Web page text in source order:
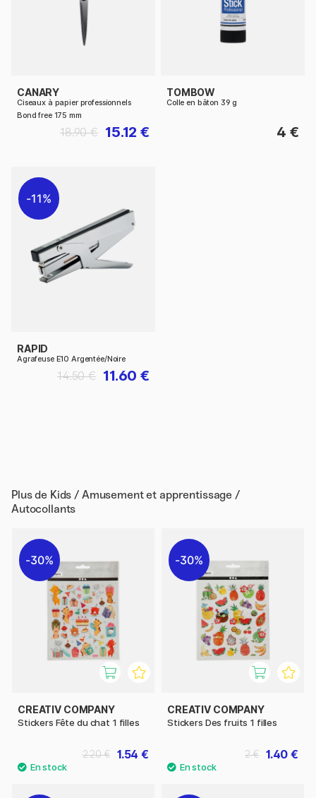
CANARY
Ciseaux à papier professionnels
Bond free 175 mm
15.12 €
18.90 €
TOMBOW
Colle en bâton 39 g
4 €
11%
RAPID
Agrafeuse E10 Argentée/Noire
11.60 €
14.50 €
Plus de Kids / Amusement et apprentissage /
Autocollants
30%
CREATIV COMPANY
Stickers Fête du chat 1 filles
1.54 €
2.20 €
30%
CREATIV COMPANY
Stickers Des fruits 1 filles
1.40 €
2 €